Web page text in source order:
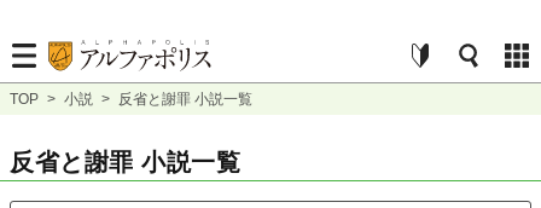
TOP > 小説 > 反省と謝罪 小説一覧
反省と謝罪 小説一覧